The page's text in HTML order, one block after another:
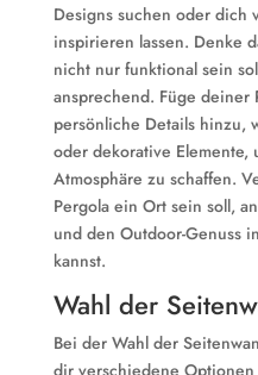
Designs suchen oder dich
inspirieren lassen. Denke
nicht nur funktional sein
ansprechend. Füge deiner
persönliche Details hinzu,
oder dekorative Elemente,
Atmosphäre zu schaffen.
Pergola ein Ort sein soll,
und den Outdoor-Genuss
kannst.
Wahl der
Bei der Wahl der
dir verschiedene